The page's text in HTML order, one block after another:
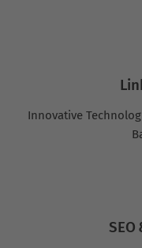
Innovative
SEO